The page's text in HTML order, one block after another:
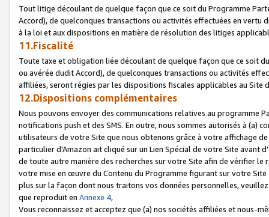
Tout litige découlant de quelque façon que ce soit du Programme
Accord), de quelconques transactions ou activités effectuées en vertu
à la loi et aux dispositions en matière de résolution des litiges
11.Fiscalité
Toute taxe et obligation liée découlant de quelque façon que ce soit
ou avérée dudit Accord), de quelconques transactions ou activités
affiliées, seront régies par les dispositions fiscales applicables au Site
12.Dispositions complémentaires
Nous pouvons envoyer des communications relatives au programme
notifications push et des SMS. En outre, nous sommes autorisés à
utilisateurs de votre Site que nous obtenons grâce à votre affichage
particulier d'Amazon ait cliqué sur un Lien Spécial de votre Site avant
de toute autre manière des recherches sur votre Site afin de vérifier
votre mise en œuvre du Contenu du Programme figurant sur votre
plus sur la façon dont nous traitons vos données personnelles,
que reproduit en Annexe 4,
Vous reconnaissez et acceptez que (a) nos sociétés affiliées et nous-